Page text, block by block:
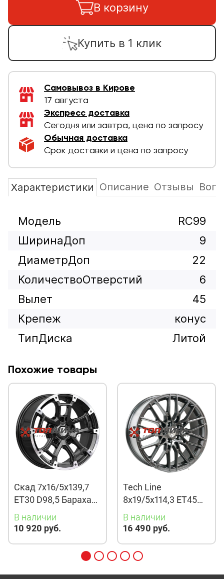
В корзину
Купить в 1 клик
Самовывоз в Кирове
17 августа
Экспресс доставка
Сегодня или завтра, цена по запросу
Обычная доставка
Срок доставки и цена по запросу
Характеристики Описание Отзывы
Модель
RC99
ШиринаДоп
9
ДиаметрДоп
22
КоличествоОтверстий
6
Вылет
45
Крепеж
конус
ТипДиска
Литой
Похожие товары
Скад 7x16/5x139,7
ET30 D98,5 Барахас
(КЛ378) Алмаз
В наличии
10 920 руб.
Tech Line
8x19/5x114,3 ET45
D67,1 901 BMG
В наличии
16 490 руб.